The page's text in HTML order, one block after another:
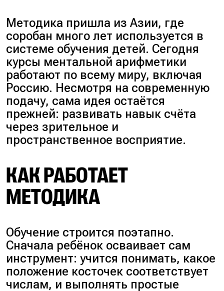
Методика пришла из Азии, где
соробан много лет используется в
системе обучения детей. Сегодня
курсы ментальной арифметики
работают по всему миру, включая
Россию. Несмотря на современную
подачу, сама идея остаётся
прежней: развивать навык счёта
через зрительное и
пространственное восприятие.
КАК РАБОТАЕТ
МЕТОДИКА
Обучение строится поэтапно.
Сначала ребёнок осваивает сам
инструмент: учится понимать, какое
положение косточек соответствует
числам, и выполнять простые